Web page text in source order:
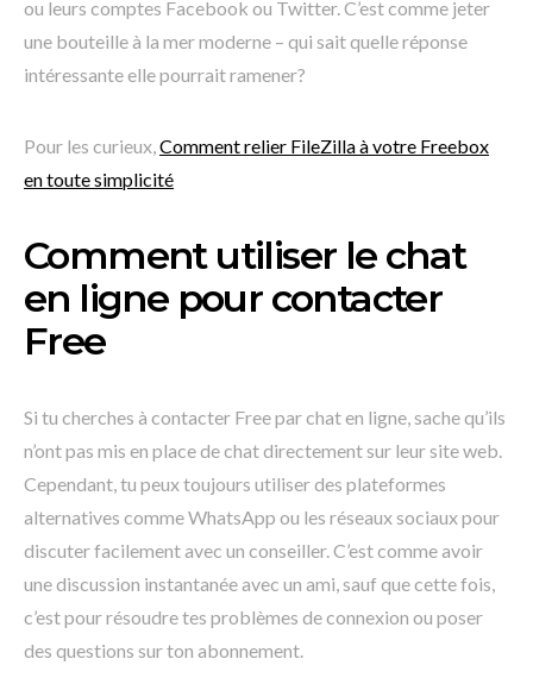
ou leurs comptes Facebook ou Twitter. C’est comme jeter
une bouteille à la mer moderne – qui sait quelle réponse
intéressante elle pourrait ramener?
Pour les curieux,Comment relier FileZilla à votre Freebox
en toute simplicité
Comment utiliser le chat
en ligne pour contacter
Free
Si tu cherches à contacter Free par chat en ligne, sache qu’ils
n’ont pas mis en place de chat directement sur leur site web.
Cependant, tu peux toujours utiliser des plateformes
alternatives comme WhatsApp ou les réseaux sociaux pour
discuter facilement avec un conseiller. C’est comme avoir
une discussion instantanée avec un ami, sauf que cette fois,
c’est pour résoudre tes problèmes de connexion ou poser
des questions sur ton abonnement.